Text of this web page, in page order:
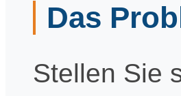
Das
Stellen Sie